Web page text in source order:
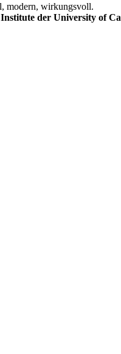
modern, wirkungsvoll.
der University of